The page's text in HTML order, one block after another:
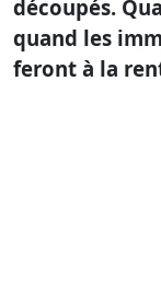
découpés.
quand les
feront à la